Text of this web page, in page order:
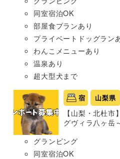
同室宿泊OK
部屋食プランあり
プライベートドッグラン
わんこメニューあり
温泉あり
超大型犬まで
宿 山梨県
【山梨・北杜
グヴィラ八ヶ岳
グランピング
同室宿泊OK